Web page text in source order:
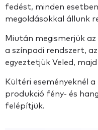
fedést, minden
megoldásokkal állunk
Miután megismerjük
a színpadi rendszert,
egyeztetjük Veled,
Kültéri eseményeknél
produkció fény- és
felépítjük.